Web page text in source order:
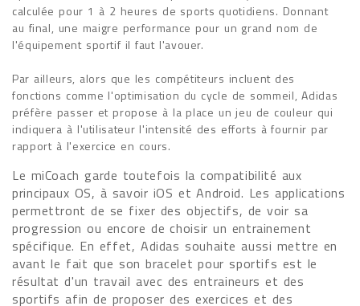
calculée pour 1 à 2 heures de sports quotidiens. Donnant
au final, une maigre performance pour un grand nom de
l'équipement sportif il faut l'avouer.
Par ailleurs, alors que les compétiteurs incluent des
fonctions comme l'optimisation du cycle de sommeil, Adidas
préfère passer et propose à la place un jeu de couleur qui
indiquera à l'utilisateur l'intensité des efforts à fournir par
rapport à l'exercice en cours.
Le miCoach garde toutefois la compatibilité aux
principaux OS, à savoir iOS et Android. Les applications
permettront de se fixer des objectifs, de voir sa
progression ou encore de choisir un entrainement
spécifique. En effet, Adidas souhaite aussi mettre en
avant le fait que son bracelet pour sportifs est le
résultat d'un travail avec des entraineurs et des
sportifs afin de proposer des exercices et des